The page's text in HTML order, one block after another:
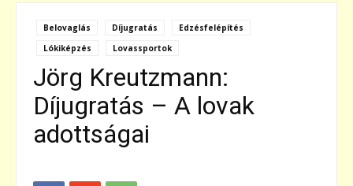
Belovaglás Díjugratás
Edzésfelépítés
Lókiképzés
Lovassportok
Jörg Kreutzmann:
Díjugratás – A lovak
adottságai